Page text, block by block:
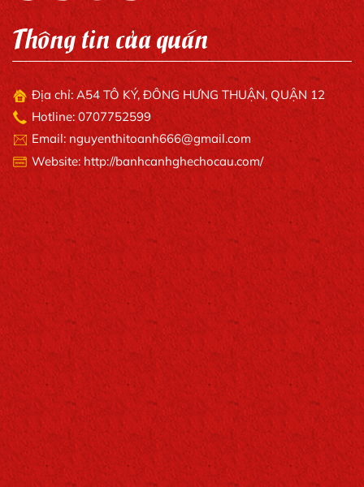
Thông tin của quán
Địa chỉ: A54 TÔ KÝ, ĐÔNG HƯNG THUẬN, QUẬN 12
Hotline: 0707752599
Email: nguyenthitoanh666@gmail.com
Website: http://banhcanhghechocau.com/